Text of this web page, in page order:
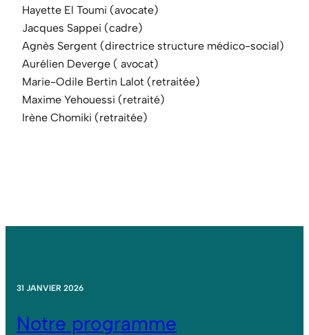
Hayette El Toumi (avocate)
Jacques Sappei (cadre)
Agnès Sergent (directrice structure médico-social)
Aurélien Deverge ( avocat)
Marie-Odile Bertin Lalot (retraitée)
Maxime Yehouessi (retraité)
Irène Chomiki (retraitée)
31 JANVIER 2026
Notre programme